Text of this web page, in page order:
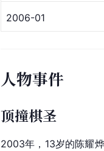
2006-01
人物事件
顶撞棋圣
2003年，13岁的陈耀